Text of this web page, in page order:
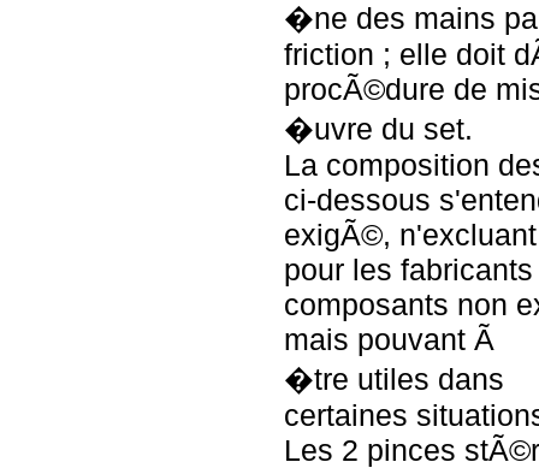
�ne des mains
friction ; elle doit
procÃ©dure de
�uvre du set.
La composition
ci-dessous
exigÃ©,
pour les
composants non
mais pouvant Ã
�tre utiles dans
certaines
Les 2 pinces